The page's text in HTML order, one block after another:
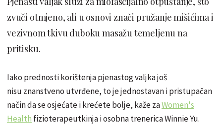
zvuči otmjeno, ali u osnovi znači pružanje mišićima i
vezivnom tkivu duboku masažu temeljenu na
pritisku.
Iako prednosti korištenja pjenastog valjka još
nisu znanstveno utvrđene, to je jednostavan i pristupačan
način da se osjećate i krećete bolje, kaže zaWomen's
Health fizioterapeutkinja i osobna trenerica Winnie Yu.